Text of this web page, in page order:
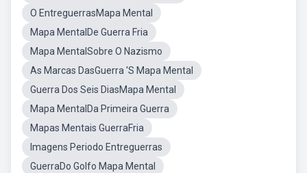
O EntreguerrasMapa Mental
Mapa MentalDe Guerra Fria
Mapa MentalSobre O Nazismo
As Marcas DasGuerra 'S Mapa Mental
Guerra Dos Seis DiasMapa Mental
Mapa MentalDa Primeira Guerra
Mapas Mentais GuerraFria
Imagens Periodo Entreguerras
GuerraDo Golfo Mapa Mental